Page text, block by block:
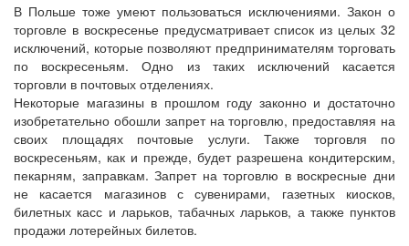
В Польше тоже умеют пользоваться исключениями. Закон о
торговле в воскресенье предусматривает список из целых 32
исключений, которые позволяют предпринимателям торговать
по воскресеньям. Одно из таких исключений касается
торговли в почтовых отделениях.
Некоторые магазины в прошлом году законно и достаточно
изобретательно обошли запрет на торговлю, предоставляя на
своих площадях почтовые услуги. Также торговля по
воскресеньям, как и прежде, будет разрешена кондитерским,
пекарням, заправкам. Запрет на торговлю в воскресные дни
не касается магазинов с сувенирами, газетных киосков,
билетных касс и ларьков, табачных ларьков, а также пунктов
продажи лотерейных билетов.